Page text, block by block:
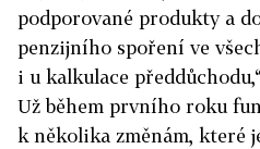
podporované produkty a
penzijního spoření ve
i u kalkulace
Už během prvního roku
k několika změnám, které